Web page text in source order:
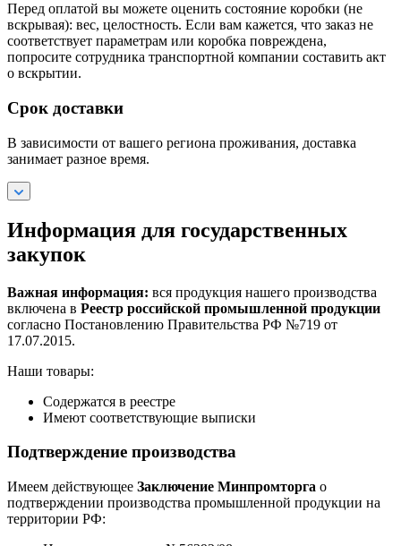
Перед оплатой вы можете оценить состояние коробки (не
вскрывая): вес, целостность. Если вам кажется, что заказ не
соответствует параметрам или коробка повреждена,
попросите сотрудника транспортной компании составить акт
о вскрытии.
Срок доставки
В зависимости от вашего региона проживания, доставка
занимает разное время.
Информация для государственных
закупок
Важная информация: вся продукция нашего производства
включена в Реестр российской промышленной продукции
согласно Постановлению Правительства РФ №719 от
17.07.2015.
Наши товары:
Содержатся в реестре
Имеют соответствующие выписки
Подтверждение производства
Имеем действующее Заключение Минпромторга о
подтверждении производства промышленной продукции на
территории РФ: